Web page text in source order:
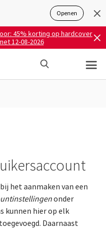
Openen
45% korting op hardcover
12-08-2026
het aanmaken van een
onder
kunnen hier op elk
Daarnaast